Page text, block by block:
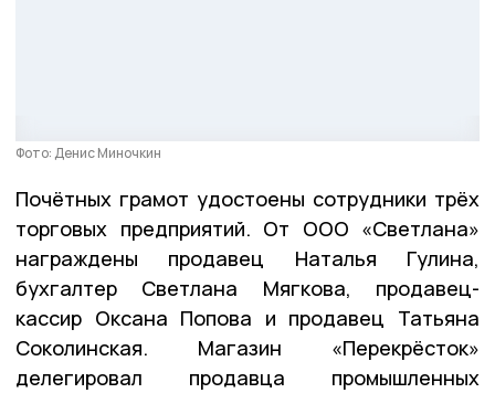
Фото: Денис Миночкин
Почётных грамот удостоены сотрудники трёх
торговых предприятий. От ООО «Светлана»
награждены продавец Наталья Гулина,
бухгалтер Светлана Мягкова, продавец-
кассир Оксана Попова и продавец Татьяна
Соколинская. Магазин «Перекрёсток»
делегировал продавца промышленных